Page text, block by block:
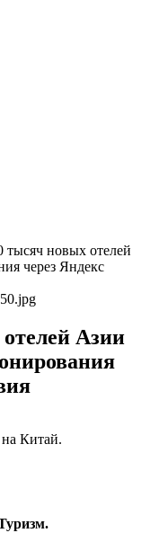
тысяч новых отелей
через Яндекс
Азии
Китай.